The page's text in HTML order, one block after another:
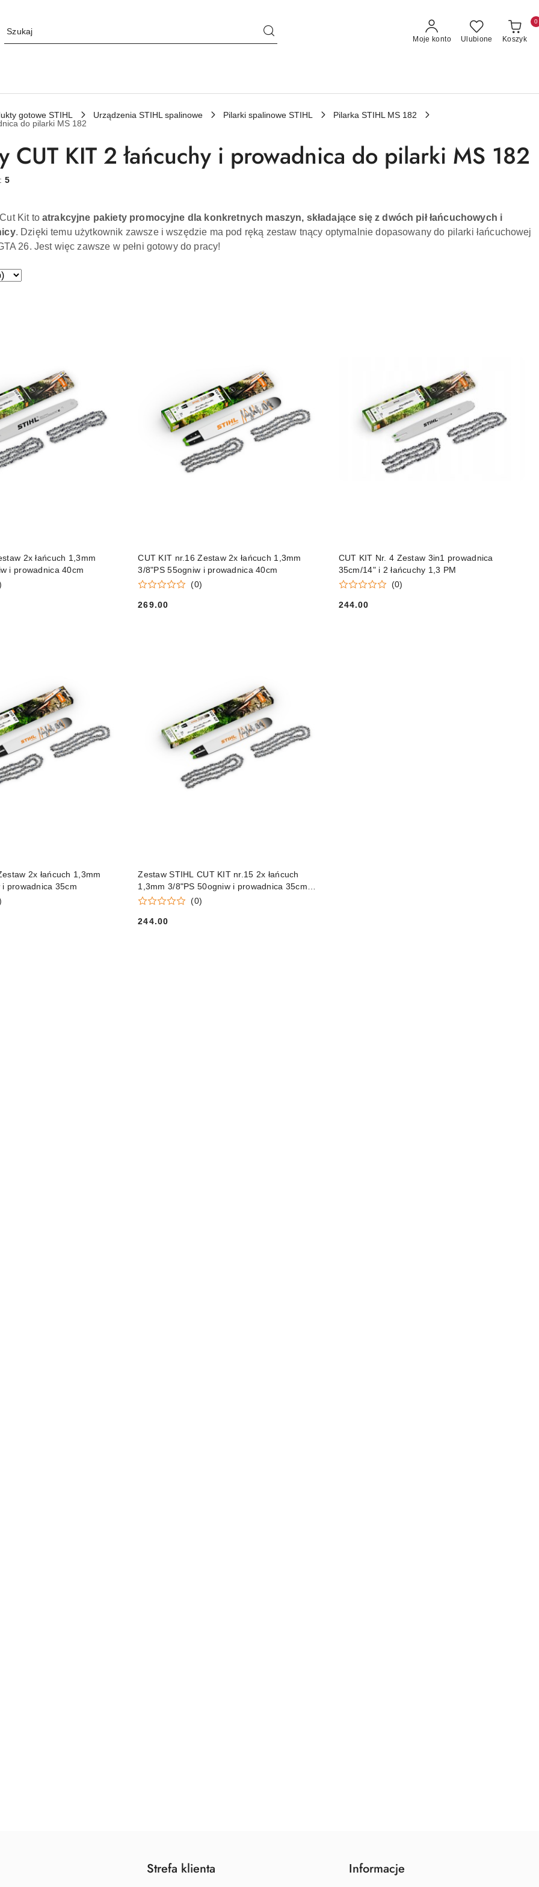
Moje konto Ulubione Koszyk
0
gotowe STIHL Urządzenia STIHL spalinowe Pilarki spalinowe STIHL
Pilarka STIHL MS 182
do pilarki MS 182
CUT KIT 2 łańcuchy i prowadnica do pilarki MS 182
5
Kit to atrakcyjne pakiety promocyjne dla konkretnych maszyn, składające się z dwóch pił łańcuchowych i
. Dzięki temu użytkownik zawsze i wszędzie ma pod ręką zestaw tnący optymalnie dopasowany do pilarki łańcuchowej
26. Jest więc zawsze w pełni gotowy do pracy!
2x łańcuch 1,3mm
i prowadnica 40cm
DO KOSZYKA
CUT KIT nr.16 Zestaw 2x łańcuch 1,3mm
3/8"PS 55ogniw i prowadnica 40cm
(0)
Cena:
269.00
DO KOSZYKA
CUT KIT Nr. 4 Zestaw 3in1 prowadnica
35cm/14" i 2 łańcuchy 1,3 PM
(0)
Cena:
244.00
DO KOSZYKA
2x łańcuch 1,3mm
prowadnica 35cm
Zestaw STIHL CUT KIT nr.15 2x łańcuch
1,3mm 3/8"PS 50ogniw i prowadnica 35cm
Orginał
(0)
Cena:
244.00
Strefa klienta Informacje